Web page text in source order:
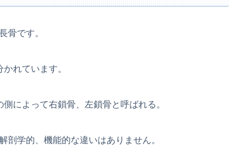
骨です。
れています。
によって右鎖骨、左鎖骨と呼ばれる。
剖学的、機能的な違いはありません。